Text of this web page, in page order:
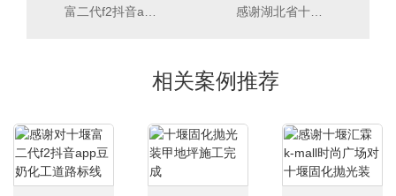
富二代f2抖音app豆奶富二代f2抖音app官网厂家感谢十堰人民商场的支持 感谢湖北省十堰市郧阳中学对十堰富二代f2抖音app豆奶塑胶跑道产品的支持
相关案例推荐